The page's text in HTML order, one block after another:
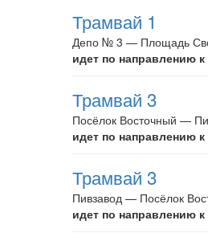
Трамвай 1
Депо № 3 — Площадь
идет по направлению к
Трамвай 3
Посёлок Восточный —
идет по направлению к
Трамвай 3
Пивзавод — Посёлок
идет по направлению к